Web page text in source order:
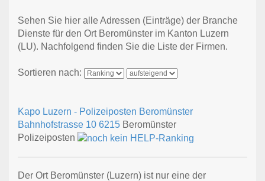
Sehen Sie hier alle Adressen (Einträge) der Branche
Dienste für den Ort Beromünster im Kanton Luzern
(LU). Nachfolgend finden Sie die Liste der Firmen.
Sortieren nach:
Kapo Luzern - Polizeiposten Beromünster
Bahnhofstrasse 10 6215 Beromünster
Polizeiposten
Der Ort Beromünster (Luzern) ist nur eine der